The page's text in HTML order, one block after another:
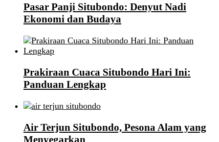
Pasar Panji Situbondo: Denyut Nadi
Ekonomi dan Budaya
Prakiraan Cuaca Situbondo Hari Ini:
Panduan Lengkap
Air Terjun Situbondo, Pesona Alam yang
Menyegarkan